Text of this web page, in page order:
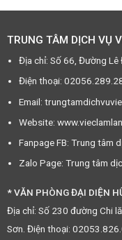
TRUNG TÂM DỊCH VỤ
Địa chỉ: Số 66, Đường Lê
Điện thoại:
Email:
Website:
Fanpage FB: Trung tâm
Zalo Page: Trung tâm
* VĂN PHÒNG ĐẠI DIỆN
Địa chỉ: Số 230 đường Chi
Sơn. Điện thoại: